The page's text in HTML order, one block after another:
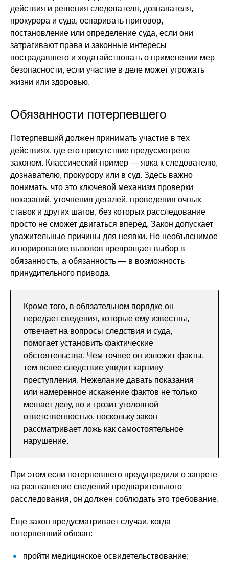
действия и решения следователя, дознавателя,
прокурора и суда, оспаривать приговор,
постановление или определение суда, если они
затрагивают права и законные интересы
пострадавшего и ходатайствовать о применении мер
безопасности, если участие в деле может угрожать
жизни или здоровью.
Обязанности потерпевшего
Потерпевший должен принимать участие в тех
действиях, где его присутствие предусмотрено
законом. Классический пример — явка к следователю,
дознавателю, прокурору или в суд. Здесь важно
понимать, что это ключевой механизм проверки
показаний, уточнения деталей, проведения очных
ставок и других шагов, без которых расследование
просто не сможет двигаться вперед. Закон допускает
уважительные причины для неявки. Но необъяснимое
игнорирование вызовов превращает выбор в
обязанность, а обязанность — в возможность
принудительного привода.
Кроме того, в обязательном порядке он
передает сведения, которые ему известны,
отвечает на вопросы следствия и суда,
помогает установить фактические
обстоятельства. Чем точнее он изложит факты,
тем яснее следствие увидит картину
преступления. Нежелание давать показания
или намеренное искажение фактов не только
мешает делу, но и грозит уголовной
ответственностью, поскольку закон
рассматривает ложь как самостоятельное
нарушение.
При этом если потерпевшего предупредили о запрете
на разглашение сведений предварительного
расследования, он должен соблюдать это требование.
Еще закон предусматривает случаи, когда
потерпевший обязан:
пройти медицинское освидетельствование;